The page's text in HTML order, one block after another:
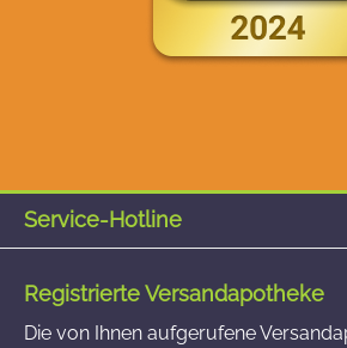
Service-Hotline
Registrierte Versandapotheke
Die von Ihnen aufgerufene